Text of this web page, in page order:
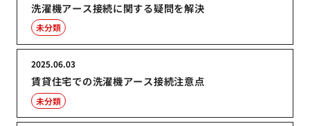
洗濯機アース接続に関する疑問を解決
未分類
賃貸住宅での洗濯機アース接続注意点
2025.06.03
未分類